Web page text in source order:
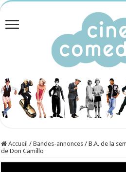
Accueil / Bandes-annonces / B.A. de la
de Don Camillo